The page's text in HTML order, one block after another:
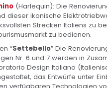
(Harlequin): Die
dieser ikonische
Strecken Italiens zu
zu bedienen.
“Settebello” Die
Nr. 6 und 7 werden in
Design Italiano
das Entwürfe unter